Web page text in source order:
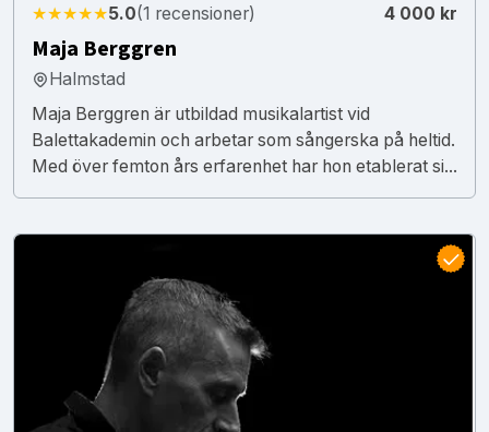
★★★★★5.0(1 recensioner) 4 000 kr
Maja Berggren
Halmstad
Maja Berggren är utbildad musikalartist vid
Balettakademin och arbetar som sångerska på heltid.
Med över femton års erfarenhet har hon etablerat si...